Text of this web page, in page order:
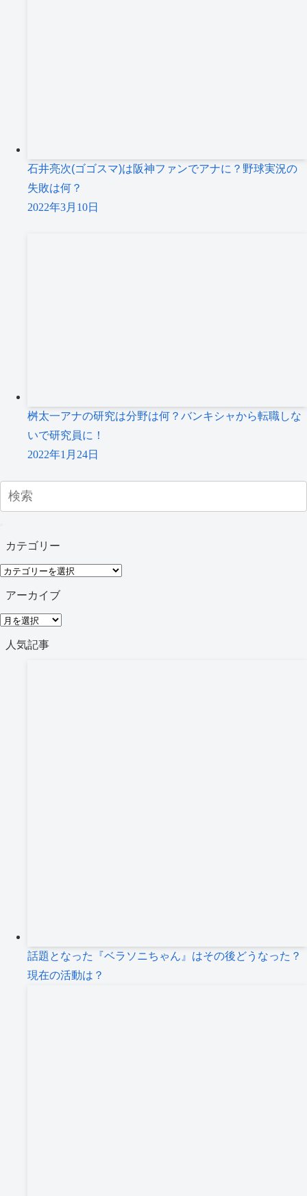
石井亮次(ゴゴスマ)は阪神ファンでアナに？野球実況の
失敗は何？
2022年3月10日
桝太一アナの研究は分野は何？バンキシャから転職しな
いで研究員に！
2022年1月24日
カテゴリー
カ
テ
リ
ー
アーカイブ
ア
人気記事
話題となった『ベラソニちゃん』はその後どうなった？
現在の活動は？